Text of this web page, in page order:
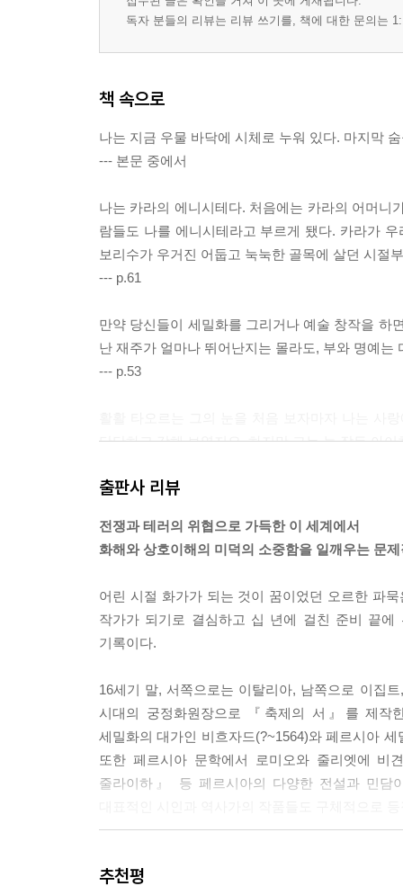
독자 분들의 리뷰는 리뷰 쓰기를, 책에 대한 문의는
책 속으로
나는 지금 우물 바닥에 시체로 누워 있다. 마지막
--- 본문 중에서
나는 카라의 에니시테다. 처음에는 카라의 어머니
람들도 나를 에니시테라고 부르게 됐다. 카라가
보리수가 우거진 어둡고 눅눅한 골목에 살던 시절
--- p.61
만약 당신들이 세밀화를 그리거나 예술 창작을 하
난 재주가 얼마나 뛰어난지는 몰라도, 부와 명예는
--- p.53
단단하고 강해 보였지요. 하지만 그는 늘 잠든 아
음에 대한 답은 여전히 잘 모르겠습니다. 서로 불
저는 아주 궁금하답니다.
“색의 의미는 그것이 우리 앞에 있다는 뜻이며, 그
출판사 리뷰
전쟁과 테러의 위협으로 가득한 이 세계에서
화해와 상호이해의 미덕의 소중함을 일깨우는 문제
어린 시절 화가가 되는 것이 꿈이었던 오르한 파
작가가 되기로 결심하고 십 년에 걸친 준비 끝
기록이다.
16세기 말, 서쪽으로는 이탈리아, 남쪽으로 이집
시대의 궁정화원장으로 『축제의 서』를 제작
세밀화의 대가인 비흐자드(?~1564)와 페르시아
또한 페르시아 문학에서 로미오와 줄리엣에
줄라이하』 등 페르시아의 다양한 전설과 민담
사이의 갈등은 근본적으로 시대성을 띠며, 문명
추천평